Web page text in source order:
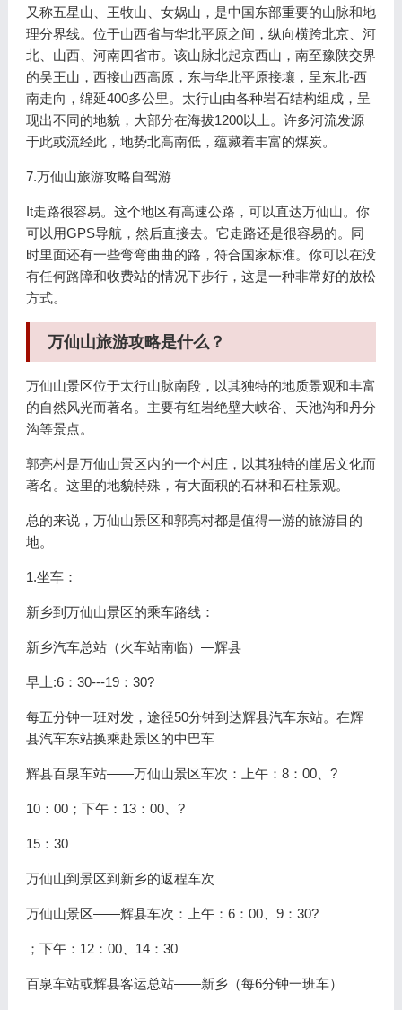
又称五星山、王牧山、女娲山，是中国东部重要的山脉和地
理分界线。位于山西省与华北平原之间，纵向横跨北京、河
北、山西、河南四省市。该山脉北起京西山，南至豫陕交界
的吴王山，西接山西高原，东与华北平原接壤，呈东北-西
南走向，绵延400多公里。太行山由各种岩石结构组成，呈
现出不同的地貌，大部分在海拔1200以上。许多河流发源
于此或流经此，地势北高南低，蕴藏着丰富的煤炭。
7.万仙山旅游攻略自驾游
It走路很容易。这个地区有高速公路，可以直达万仙山。你
可以用GPS导航，然后直接去。它走路还是很容易的。同
时里面还有一些弯弯曲曲的路，符合国家标准。你可以在没
有任何路障和收费站的情况下步行，这是一种非常好的放松
方式。
万仙山旅游攻略是什么？
万仙山景区位于太行山脉南段，以其独特的地质景观和丰富
的自然风光而著名。主要有红岩绝壁大峡谷、天池沟和丹分
沟等景点。
郭亮村是万仙山景区内的一个村庄，以其独特的崖居文化而
著名。这里的地貌特殊，有大面积的石林和石柱景观。
总的来说，万仙山景区和郭亮村都是值得一游的旅游目的
地。
1.坐车：
新乡到万仙山景区的乘车路线：
新乡汽车总站（火车站南临）—辉县
早上:6：30---19：30?
每五分钟一班对发，途径50分钟到达辉县汽车东站。在辉
县汽车东站换乘赴景区的中巴车
辉县百泉车站——万仙山景区车次：上午：8：00、?
10：00；下午：13：00、?
15：30
万仙山到景区到新乡的返程车次
万仙山景区——辉县车次：上午：6：00、9：30?
；下午：12：00、14：30
百泉车站或辉县客运总站——新乡（每6分钟一班车）